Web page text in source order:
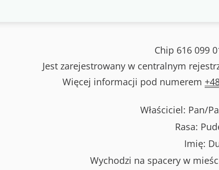
Chip 616 099
Jest zarejestrowany w centralnym
Więcej informacji pod numerem
Właściciel: Pan/
Rasa:
Imię:
Wychodzi na spacery w